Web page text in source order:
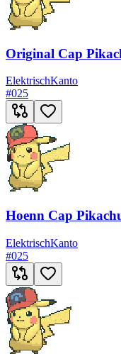
Original Cap
ElektrischKanto
#025
Hoenn Cap
ElektrischKanto
#025